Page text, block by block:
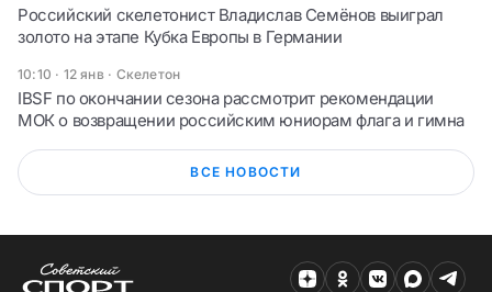
Российский скелетонист Владислав Семёнов выиграл
золото на этапе Кубка Европы в Германии
10:10 · 12 янв· Скелетон
IBSF по окончании сезона рассмотрит рекомендации
МОК о возвращении российским юниорам флага и гимна
ВСЕ НОВОСТИ